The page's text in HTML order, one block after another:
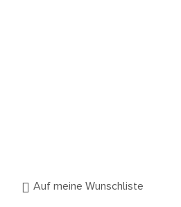
Auf meine Wunschliste